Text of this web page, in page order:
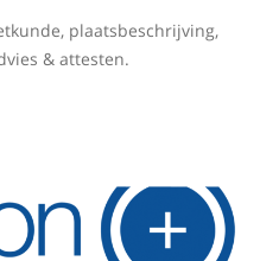
plaatsbeschrijving,
& attesten.